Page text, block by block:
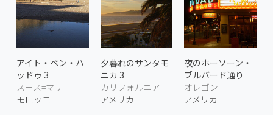
アイト・ベン・ハ
ッドゥ 3
スース=マサ
モロッコ
夕暮れのサンタモ
ニカ 3
カリフォルニア
アメリカ
夜のホーソーン・
ブルバード通り
オレゴン
アメリカ